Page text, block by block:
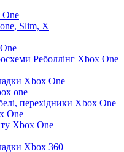
Slim, X
Реболлінг Xbox One
Xbox One
one
перехідники Xbox One
One
Xbox One
Xbox 360